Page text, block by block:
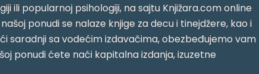
ili popularnoj psihologiji, na sajtu Knjižara.com online
ponudi se nalaze knjige za decu i tinejdžere, kao i
saradnji sa vodećim izdavačima, obezbeđujemo vam
ponudi ćete naći kapitalna izdanja, izuzetne